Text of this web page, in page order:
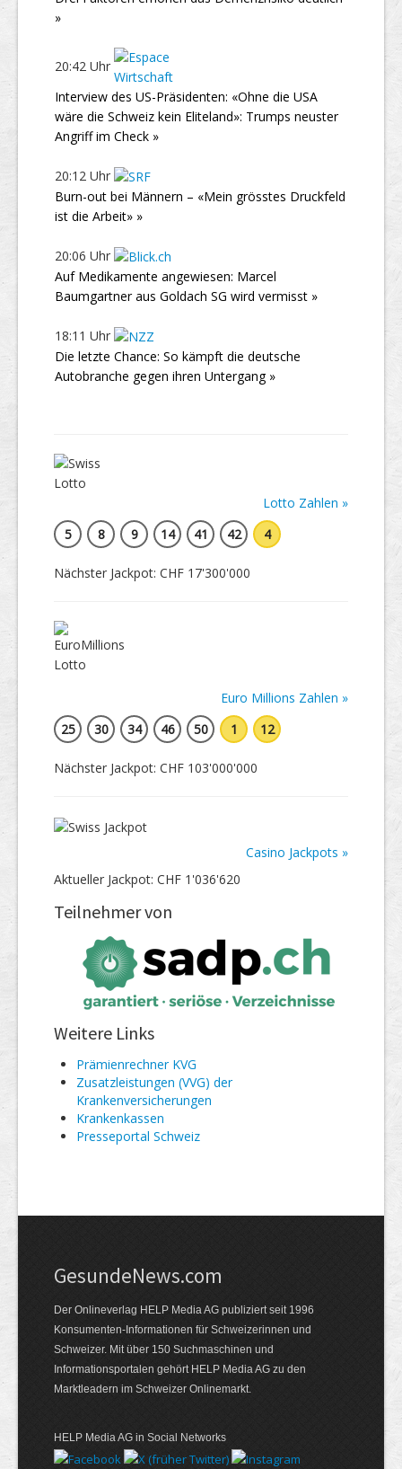
»
20:42 Uhr
Interview des US-Präsidenten: «Ohne die USA
wäre die Schweiz kein Eliteland»: Trumps neuster
Angriff im Check »
20:12 Uhr
Burn-out bei Männern – «Mein grösstes Druckfeld
ist die Arbeit» »
20:06 Uhr
Auf Medikamente angewiesen: Marcel
Baumgartner aus Goldach SG wird vermisst »
18:11 Uhr
Die letzte Chance: So kämpft die deutsche
Autobranche gegen ihren Untergang »
Lotto Zahlen »
5
8 9 14 41 42 4
Nächster Jackpot: CHF 17'300'000
Euro Millions Zahlen »
25
30 34 46 50 1 12
Nächster Jackpot: CHF 103'000'000
Casino Jackpots »
Aktueller Jackpot: CHF 1'036'620
Teilnehmer von
Weitere Links
Prämienrechner KVG
Zusatzleistungen (VVG) der
Krankenversicherungen
Kranken­kassen
Presseportal Schweiz
GesundeNews.com
Der Onlineverlag HELP Media AG publiziert seit 1996
Konsumenten-Informationen für Schweizerinnen und
Schweizer. Mit über 150 Suchmaschinen und
Informationsportalen gehört HELP Media AG zu den
Marktleadern im Schweizer Onlinemarkt.
HELP Media AG in Social Networks